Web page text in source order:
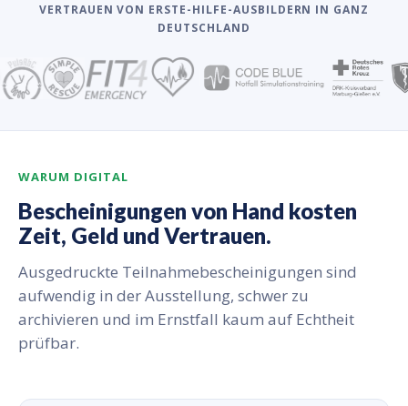
VERTRAUEN VON ERSTE-HILFE-AUSBILDERN IN GANZ
DEUTSCHLAND
WARUM DIGITAL
Bescheinigungen von Hand kosten
Zeit, Geld und Vertrauen.
Ausgedruckte Teilnahmebescheinigungen sind
aufwendig in der Ausstellung, schwer zu
archivieren und im Ernstfall kaum auf Echtheit
prüfbar.